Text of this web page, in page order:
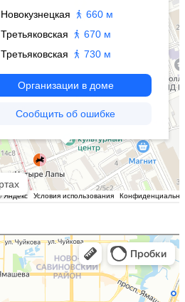
Москвы, ближайшее метро Новокузнецкая —